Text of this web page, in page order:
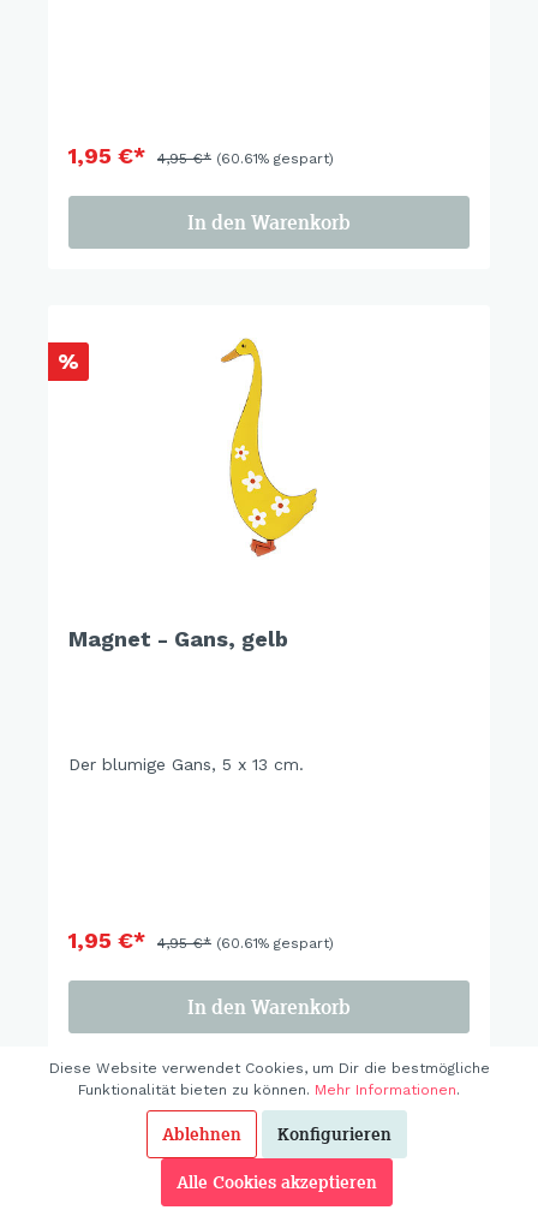
1,95 €* 4,95 €* (60.61% gespart)
In den Warenkorb
%
Magnet - Gans, gelb
Der blumige Gans, 5 x 13 cm.
1,95 €* 4,95 €* (60.61% gespart)
In den Warenkorb
Diese Website verwendet Cookies, um Dir die bestmögliche
Funktionalität bieten zu können. Mehr Informationen.
Ablehnen
Konfigurieren
Alle Cookies akzeptieren